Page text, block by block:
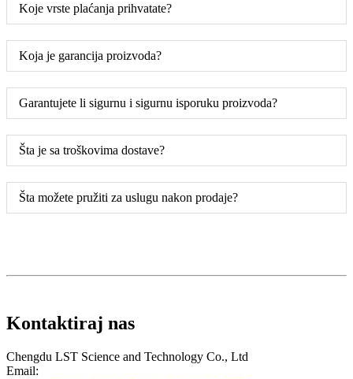
Koje vrste plaćanja prihvatate?
Koja je garancija proizvoda?
Garantujete li sigurnu i sigurnu isporuku proizvoda?
Šta je sa troškovima dostave?
Šta možete pružiti za uslugu nakon prodaje?
Kontaktiraj nas
Chengdu LST Science and Technology Co., Ltd
Email: